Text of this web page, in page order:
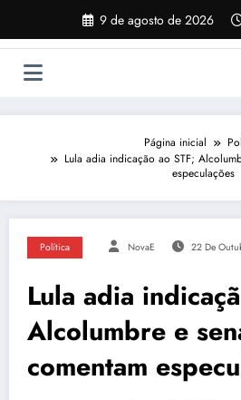
o
9 de agosto de 2026
Página inicial
Lula adia indicação ao STF;
especulações
Política NovaE 22 De
Lula adia
Alcolumbre e
comentam